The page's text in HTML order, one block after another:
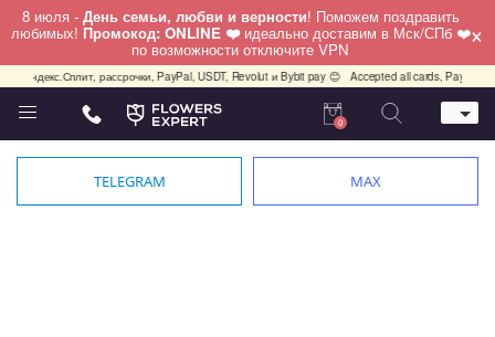
8 июля - День семьи, любви и верности! Поможем поздравить
любимых! Промокод: ONLINE ❤️ идеально доставим в Мск/СПб ❤️
по возможности отключите VPN ×
рассрочки, PayPal, USDT, Revolut и Bybit pay 😊 Accepted all cards, PayPal,
Телефон
+7 (495) 982-55-05
0
TELEGRAM MAX